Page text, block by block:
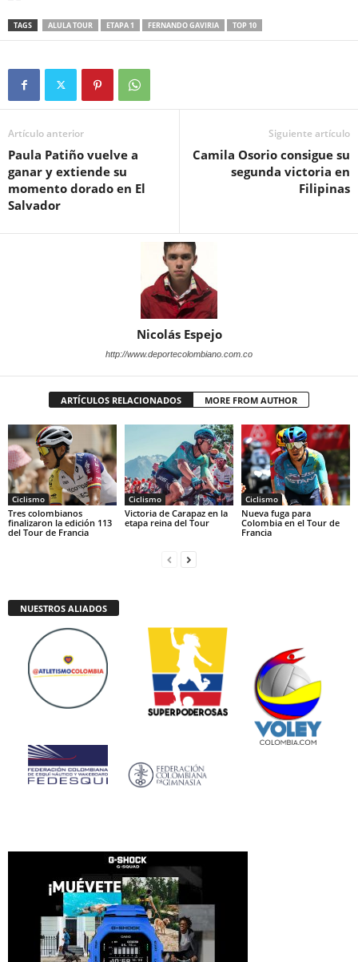
TAGS ALULA TOUR ETAPA 1 FERNANDO GAVIRIA TOP 10
Artículo anterior
Paula Patiño vuelve a
ganar y extiende su
momento dorado en El
Salvador
Siguiente artículo
Camila Osorio consigue su
segunda victoria en
Filipinas
Nicolás Espejo
http://www.deportecolombiano.com.co
ARTÍCULOS RELACIONADOS MORE FROM AUTHOR
Ciclismo
Tres colombianos
finalizaron la edición 113
del Tour de Francia
Ciclismo
Victoria de Carapaz en la
etapa reina del Tour
Ciclismo
Nueva fuga para
Colombia en el Tour de
Francia
NUESTROS ALIADOS